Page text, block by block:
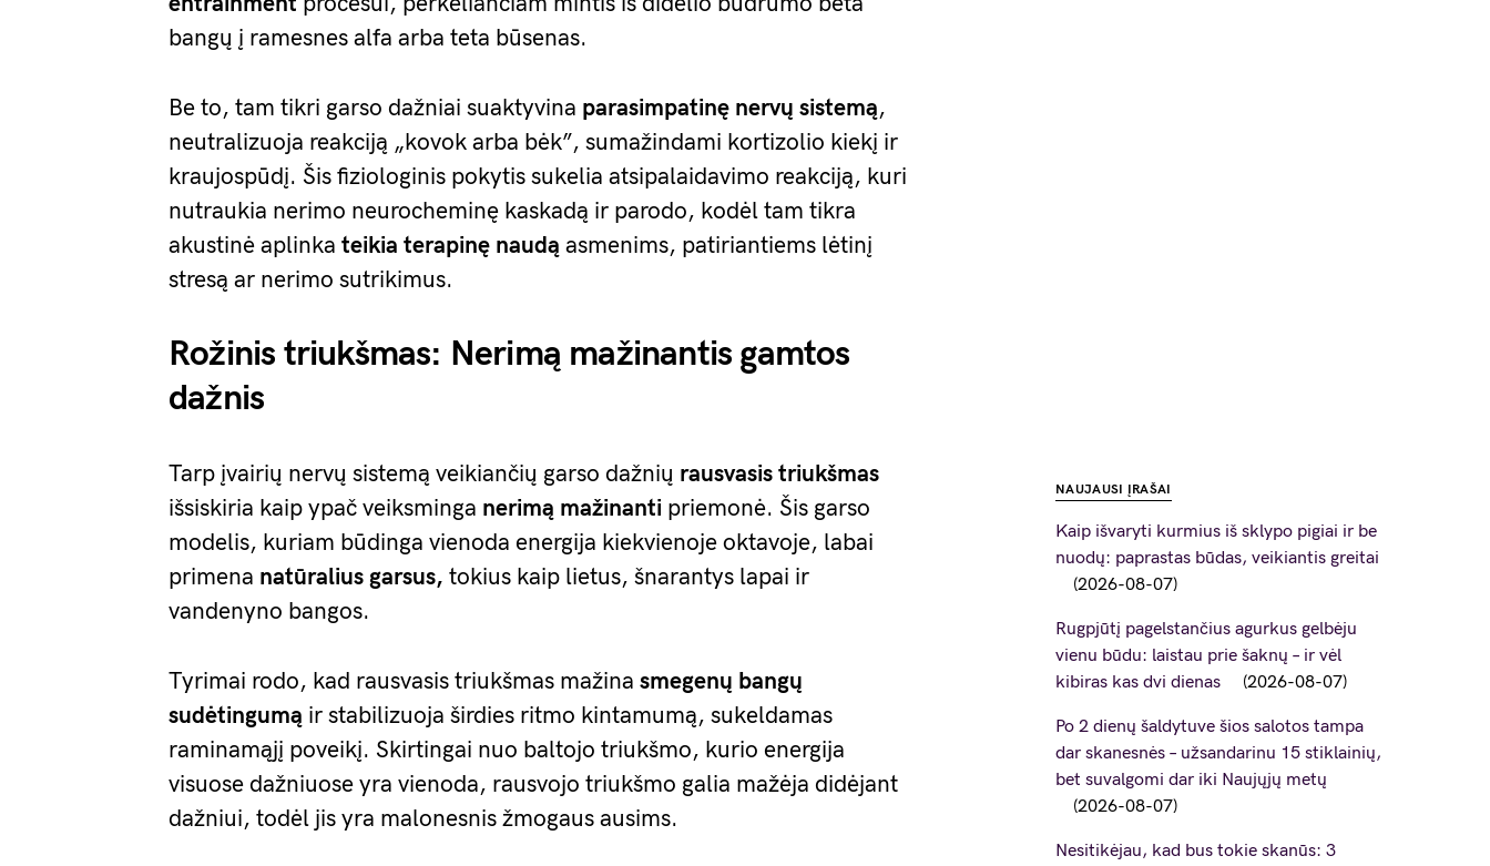
bangų į ramesnes alfa arba teta būsenas.
Be to, tam tikri garso dažniai suaktyvina parasimpatinę nervų sistemą,
neutralizuoja reakciją „kovok arba bėk”, sumažindami kortizolio kiekį ir
kraujospūdį. Šis fiziologinis pokytis sukelia atsipalaidavimo reakciją, kuri
nutraukia nerimo neurocheminę kaskadą ir parodo, kodėl tam tikra
akustinė aplinka teikia terapinę naudą asmenims, patiriantiems lėtinį
stresą ar nerimo sutrikimus.
Rožinis triukšmas: Nerimą mažinantis gamtos
dažnis
Tarp įvairių nervų sistemą veikiančių garso dažnių rausvasis triukšmas
išsiskiria kaip ypač veiksminga nerimą mažinanti priemonė. Šis garso
modelis, kuriam būdinga vienoda energija kiekvienoje oktavoje, labai
primena natūralius garsus, tokius kaip lietus, šnarantys lapai ir
vandenyno bangos.
Tyrimai rodo, kad rausvasis triukšmas mažina smegenų bangų
sudėtingumą ir stabilizuoja širdies ritmo kintamumą, sukeldamas
raminamąjį poveikį. Skirtingai nuo baltojo triukšmo, kurio energija
visuose dažniuose yra vienoda, rausvojo triukšmo galia mažėja didėjant
dažniui, todėl jis yra malonesnis žmogaus ausims.
NAUJAUSI ĮRAŠAI
Kaip išvaryti kurmius iš sklypo pigiai ir be
nuodų: paprastas būdas, veikiantis greitai
2026-08-07
Rugpjūtį pagelstančius agurkus gelbėju
vienu būdu: laistau prie šaknų – ir vėl
kibiras kas dvi dienas
2026-08-07
Po 2 dienų šaldytuve šios salotos tampa
dar skanesnės – užsandarinu 15 stiklainių,
bet suvalgomi dar iki Naujųjų metų
2026-08-07
Nesitikėjau, kad bus tokie skanūs: 3